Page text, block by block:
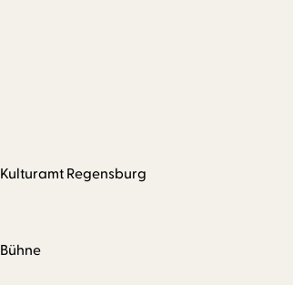
Kulturamt Regensburg
Bühne